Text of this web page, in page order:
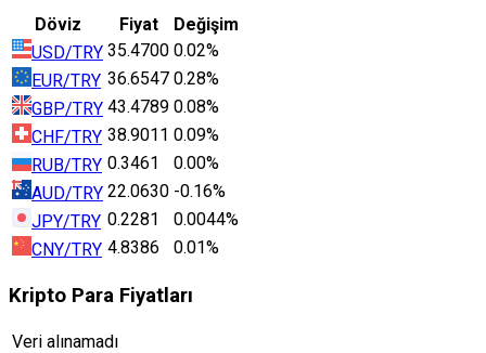
Döviz Fiyat
Değişim
USD/TRY 35.4700 0.02%
EUR/TRY 36.6547 0.28%
GBP/TRY 43.4789 0.08%
CHF/TRY 38.9011 0.09%
RUB/TRY 0.3461
0.00%
AUD/TRY 22.0630 -0.16%
JPY/TRY 0.2281
0.0044%
CNY/TRY 4.8386 0.01%
Kripto Para Fiyatları
Veri alınamadı